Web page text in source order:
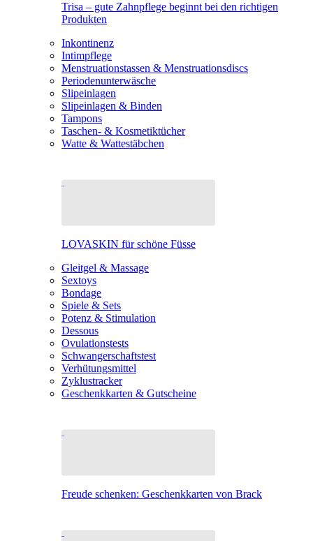
Trisa – gute Zahnpflege beginnt bei den richtigen
Produkten
Inkontinenz
Intimpflege
Menstruationstassen & Menstruationsdiscs
Periodenunterwäsche
Slipeinlagen
Slipeinlagen & Binden
Tampons
Taschen- & Kosmetiktücher
Watte & Wattestäbchen
LOVASKIN für schöne Füsse
Gleitgel & Massage
Sextoys
Bondage
Spiele & Sets
Potenz & Stimulation
Dessous
Ovulationstests
Schwangerschaftstest
Verhütungsmittel
Zyklustracker
Geschenkkarten & Gutscheine
Freude schenken: Geschenkkarten von Brack